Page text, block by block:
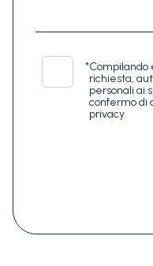
*Compilando
richiesta,
personali ai
confermo di
privacy.